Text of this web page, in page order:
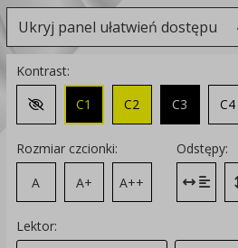
Ukryj panel ułatwień dostępu
Kontrast:
Zmień kontrast na domyślny
C1 C2 C3 C4
Rozmiar czcionki:
A
A+ A++
Odstępy:
Zmień
Lektor: